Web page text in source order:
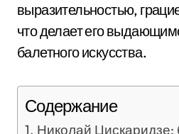
выразительностью,
что делает его
балетного искусства.
Содержание
Николай Цискаридзе: